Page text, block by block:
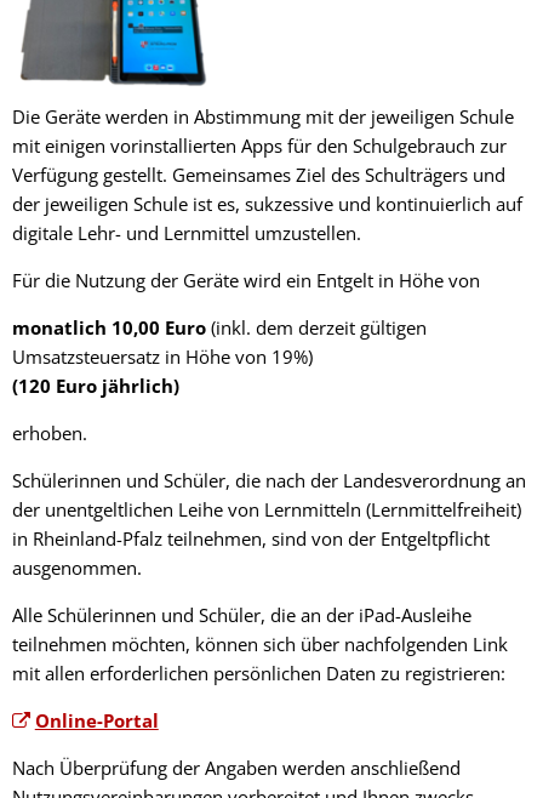
Die Geräte werden in Abstimmung mit der jeweiligen Schule
mit einigen vorinstallierten Apps für den Schulgebrauch zur
Verfügung gestellt. Gemeinsames Ziel des Schulträgers und
der jeweiligen Schule ist es, sukzessive und kontinuierlich auf
digitale Lehr- und Lernmittel umzustellen.
Für die Nutzung der Geräte wird ein Entgelt in Höhe von
monatlich 10,00 Euro (inkl. dem derzeit gültigen
Umsatzsteuersatz in Höhe von 19%)
(120 Euro jährlich)
erhoben.
Schülerinnen und Schüler, die nach der Landesverordnung an
der unentgeltlichen Leihe von Lernmitteln (Lernmittelfreiheit)
in Rheinland-Pfalz teilnehmen, sind von der Entgeltpflicht
ausgenommen.
Alle Schülerinnen und Schüler, die an der iPad-Ausleihe
teilnehmen möchten, können sich über nachfolgenden Link
mit allen erforderlichen persönlichen Daten zu registrieren:
Online-Portal
Nach Überprüfung der Angaben werden anschließend